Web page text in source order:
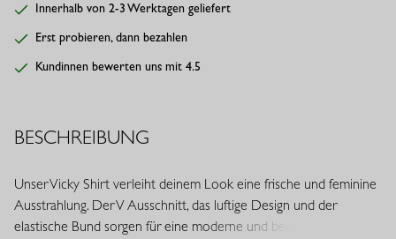
Innerhalb von 2-3 Werktagen geliefert
Erst probieren, dann bezahlen
Kundinnen bewerten uns mit 4.5
BESCHREIBUNG
Unser Vicky Shirt verleiht deinem Look eine frische und feminine
Ausstrahlung. Der V Ausschnitt, das luftige Design und der
elastische Bund sorgen für eine moderne und bequeme Passform.